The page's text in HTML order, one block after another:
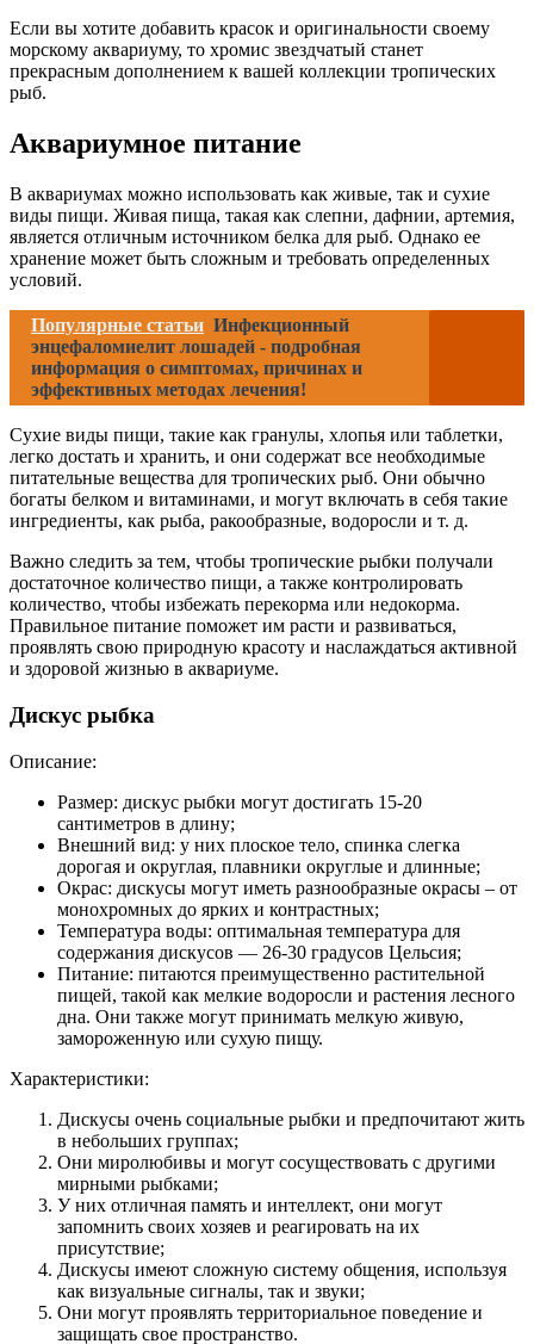
Если вы хотите добавить красок и оригинальности своему
морскому аквариуму, то хромис звездчатый станет
прекрасным дополнением к вашей коллекции тропических
рыб.
Аквариумное питание
В аквариумах можно использовать как живые, так и сухие
виды пищи. Живая пища, такая как слепни, дафнии, артемия,
является отличным источником белка для рыб. Однако ее
хранение может быть сложным и требовать определенных
условий.
Популярные статьи Инфекционный
энцефаломиелит лошадей - подробная
информация о симптомах, причинах и
эффективных методах лечения!
Сухие виды пищи, такие как гранулы, хлопья или таблетки,
легко достать и хранить, и они содержат все необходимые
питательные вещества для тропических рыб. Они обычно
богаты белком и витаминами, и могут включать в себя такие
ингредиенты, как рыба, ракообразные, водоросли и т. д.
Важно следить за тем, чтобы тропические рыбки получали
достаточное количество пищи, а также контролировать
количество, чтобы избежать перекорма или недокорма.
Правильное питание поможет им расти и развиваться,
проявлять свою природную красоту и наслаждаться активной
и здоровой жизнью в аквариуме.
Дискус рыбка
Описание:
Размер: дискус рыбки могут достигать 15-20
сантиметров в длину;
Внешний вид: у них плоское тело, спинка слегка
дорогая и округлая, плавники округлые и длинные;
Окрас: дискусы могут иметь разнообразные окрасы – от
монохромных до ярких и контрастных;
Температура воды: оптимальная температура для
содержания дискусов — 26-30 градусов Цельсия;
Питание: питаются преимущественно растительной
пищей, такой как мелкие водоросли и растения лесного
дна. Они также могут принимать мелкую живую,
замороженную или сухую пищу.
Характеристики:
Дискусы очень социальные рыбки и предпочитают жить
в небольших группах;
Они миролюбивы и могут сосуществовать с другими
мирными рыбками;
У них отличная память и интеллект, они могут
запомнить своих хозяев и реагировать на их
присутствие;
Дискусы имеют сложную систему общения, используя
как визуальные сигналы, так и звуки;
Они могут проявлять территориальное поведение и
защищать свое пространство.